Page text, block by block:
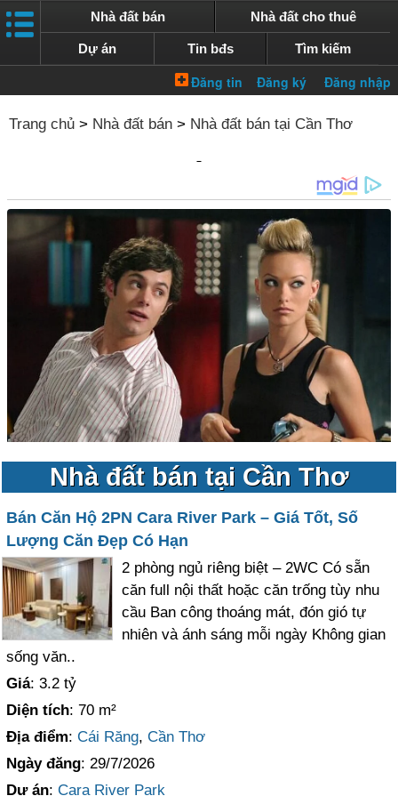
Nhà đất bán Nhà đất cho thuê
Dự án Tin bđs Tìm kiếm
Trang chủ > Nhà đất bán > Nhà đất bán tại Cần Thơ
Nhà đất bán tại Cần Thơ
Bán Căn Hộ 2PN Cara River Park – Giá Tốt, Số
Lượng Căn Đẹp Có Hạn
2 phòng ngủ riêng biệt – 2WC Có sẵn
căn full nội thất hoặc căn trống tùy nhu
cầu Ban công thoáng mát, đón gió tự
nhiên và ánh sáng mỗi ngày Không gian
sống văn..
Giá: 3.2 tỷ
Diện tích: 70 m²
Địa điểm:Cái Răng,Cần Thơ
Ngày đăng: 29/7/2026
Dự án:Cara River Park